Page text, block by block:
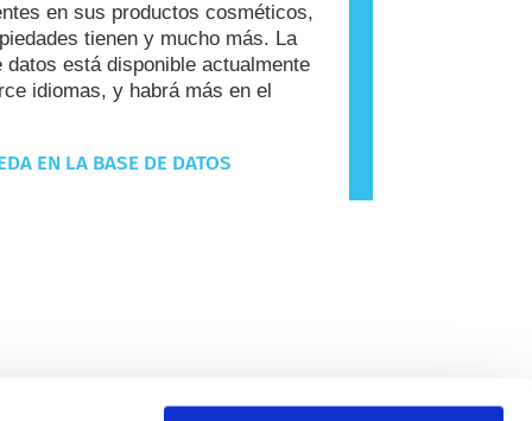
en sus productos cosméticos,
tienen y mucho más. La
datos está disponible actualmente
idiomas, y habrá más en el
EN LA BASE DE DATOS